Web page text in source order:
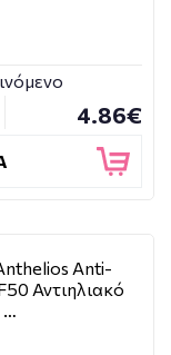
4.86€
Anti-
Αντιηλιακό
…